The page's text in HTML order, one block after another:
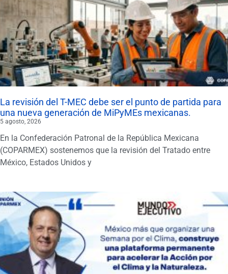
La revisión del T-MEC debe ser el punto de partida para
una nueva generación de MiPyMEs mexicanas.
5 agosto, 2026
En la Confederación Patronal de la República Mexicana
(COPARMEX) sostenemos que la revisión del Tratado entre
México, Estados Unidos y